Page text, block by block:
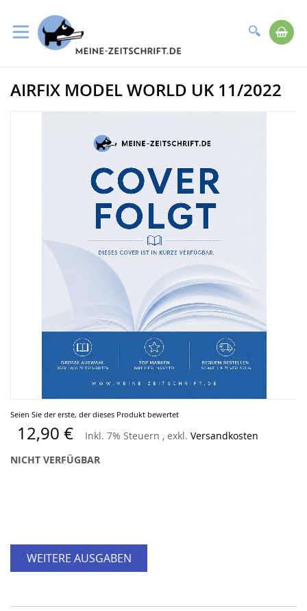
Suche
zum
Inhalt
Seien Sie der erste, der dieses Produkt bewertet
12,90 € Inkl. 7% Steuern , exkl. Versandkosten
NICHT VERFÜGBAR
WEITERE AUSGABEN
Zum
AIRFIX MODEL WORLD UK 11/2022
Zum
Anfang
der
Bildergalerie
springen